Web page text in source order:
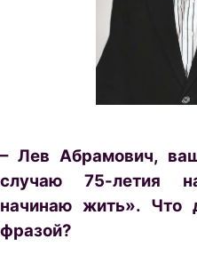
– Лев Абрамович,
случаю 75-летия
начинаю жить». Что
фразой?